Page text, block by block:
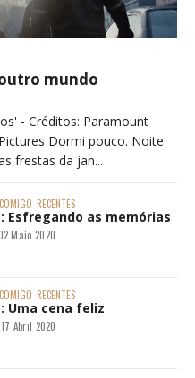
mundo
- Créditos: Paramount
Dormi pouco. Noite
frestas da jan...
RECENTES
Esfregando as memórias
Maio 2020
RECENTES
Uma cena feliz
17 Abril 2020